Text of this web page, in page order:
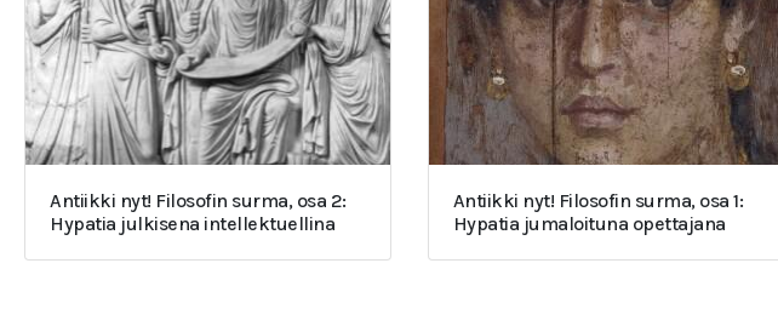
Antiikki nyt! Filosofin surma, osa 2:
Hypatia julkisena intellektuellina
Antiikki nyt! Filosofin surma, osa 1:
Hypatia jumaloituna opettajana